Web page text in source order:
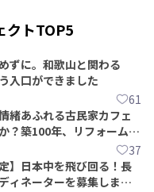
クトTOP5
ずに。和歌山と関わる
入口ができました
61
緒あふれる古民家カフェ
？築100年、リフォームか
37
】日本中を飛び回る！長
ィネーターを募集しま